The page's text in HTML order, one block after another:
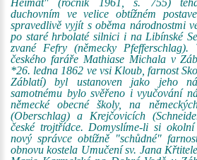
Heimat" (ročník 1961, s. 755)
duchovním ve velice obtížném
spravedlivě vyjít s oběma národnostmi
po staré hrbolaté silnici i na Libínské
zvané Fefry (německy
českého faráře Mathiase Michala v
*26. ledna 1862 ve vsi Kloub, farnost
Záblatí) byl ustanoven jako jeho
samotnému bylo svěřeno i vyučování
německé obecné školy, na
(Oberschlag) a Krejčovicích
české trojtřídce. Domyslíme-li si
nový správce obtížně "schůdné"
obnovu kostela Umučení sv. Jana